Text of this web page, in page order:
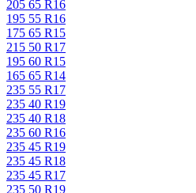
205 65 R16
195 55 R16
175 65 R15
215 50 R17
195 60 R15
165 65 R14
235 55 R17
235 40 R19
235 40 R18
235 60 R16
235 45 R19
235 45 R18
235 45 R17
235 50 R19